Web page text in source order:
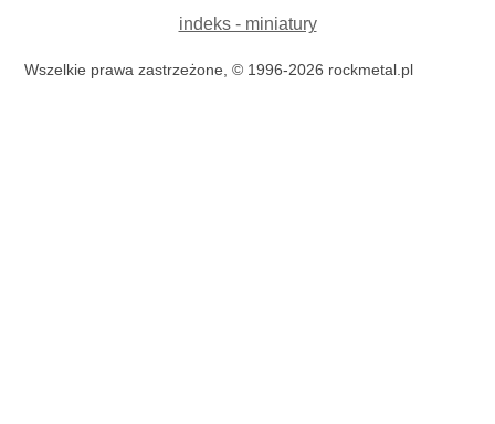
indeks - miniatury
Wszelkie prawa zastrzeżone, © 1996-2026 rockmetal.pl